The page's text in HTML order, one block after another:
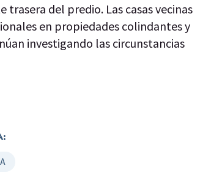
del predio. Las casas vecinas
en propiedades colindantes y
investigando las circunstancias